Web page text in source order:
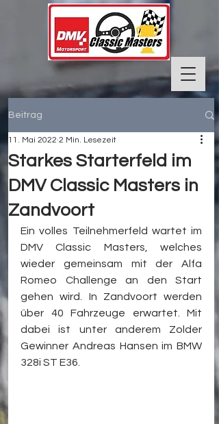
Beitrag
Starkes Starterfeld im
DMV Classic Masters in
Zandvoort
11. Mai 2022 2 Min. Lesezeit
Ein volles Teilnehmerfeld wartet im
DMV Classic Masters, welches
wieder gemeinsam mit der Alfa
Romeo Challenge an den Start
gehen wird. In Zandvoort werden
über 40 Fahrzeuge erwartet. Mit
dabei ist unter anderem Zolder
Gewinner Andreas Hansen im BMW
328i ST E36.